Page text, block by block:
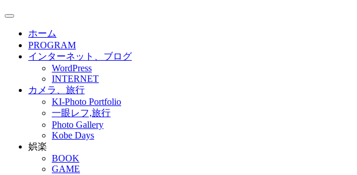
ホーム
PROGRAM
インターネット、ブログ
WordPress
INTERNET
カメラ、旅行
KI-Photo Portfolio
一眼レフ,旅行
Photo Gallery
Kobe Days
娯楽
BOOK
GAME